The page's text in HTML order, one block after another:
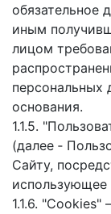
обязательное
иным
лицом
персональных
основания.
1.1.5.
(далее ‑
Сайту,
использующее
1.1.6.